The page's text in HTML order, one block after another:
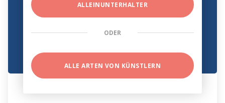
ALLEINUNTERHALTER
ODER
ALLE ARTEN VON KÜNSTLERN